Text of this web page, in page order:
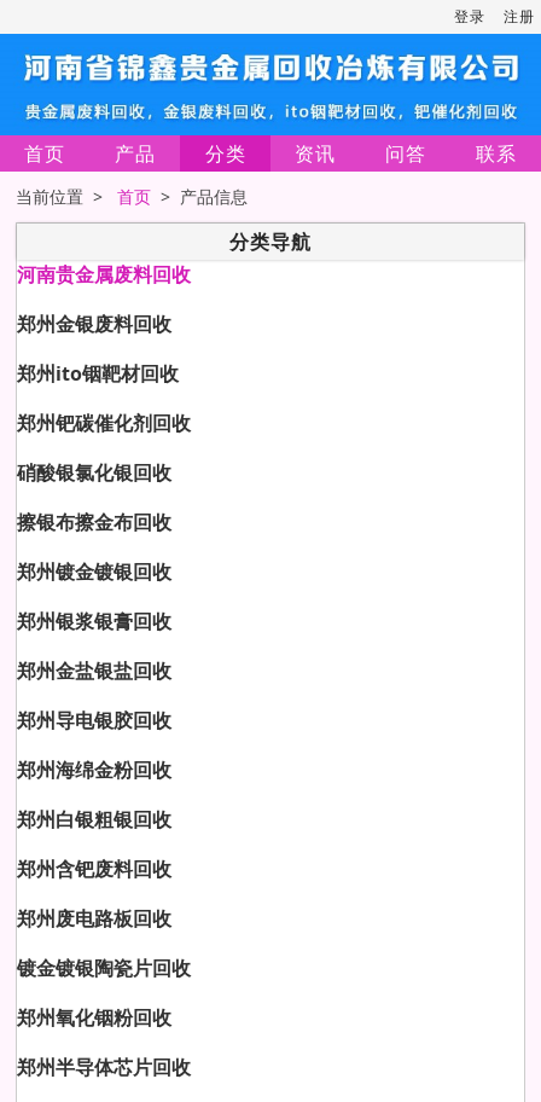
登录 注册
首页 产品 分类 资讯 问答 联系
当前位置 >首页 > 产品信息
分类导航
河南贵金属废料回收
郑州金银废料回收
郑州ito铟靶材回收
郑州钯碳催化剂回收
硝酸银氯化银回收
擦银布擦金布回收
郑州镀金镀银回收
郑州银浆银膏回收
郑州金盐银盐回收
郑州导电银胶回收
郑州海绵金粉回收
郑州白银粗银回收
郑州含钯废料回收
郑州废电路板回收
镀金镀银陶瓷片回收
郑州氧化铟粉回收
郑州半导体芯片回收